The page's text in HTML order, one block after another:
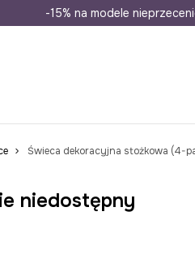
Wysyłka nawet w 24h
-15% na modele
Świeca dekoracyjna stożkowa (4-
niedostępny